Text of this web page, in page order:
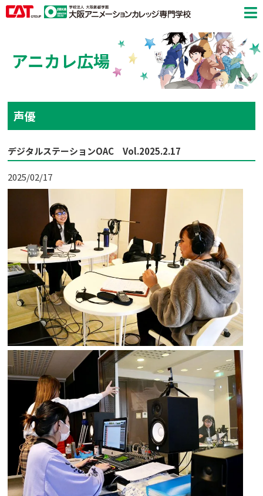
アニカレ広場
声優
デジタルステーションOAC Vol.2025.2.17
2025/02/17